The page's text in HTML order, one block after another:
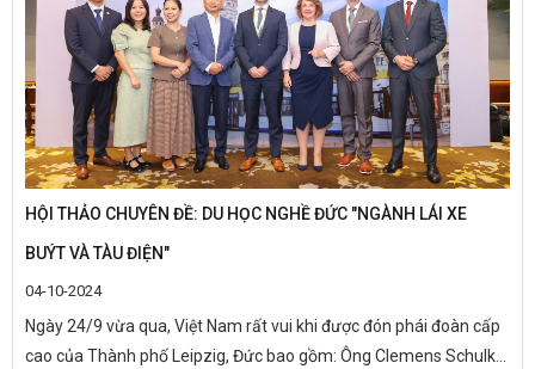
HỘI THẢO CHUYÊN ĐỀ: DU HỌC NGHỀ ĐỨC "NGÀNH LÁI XE
BUÝT VÀ TÀU ĐIỆN"
04-10-2024
Ngày 24/9 vừa qua, Việt Nam rất vui khi được đón phái đoàn cấp
cao của Thành phố Leipzig, Đức bao gồm: Ông Clemens Schulke